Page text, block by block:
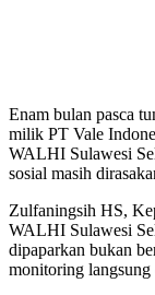
Enam bulan pasca
milik PT Vale
WALHI Sulawesi
sosial masih
Zulfaningsih HS,
WALHI Sulawesi
dipaparkan bukan
monitoring langsung